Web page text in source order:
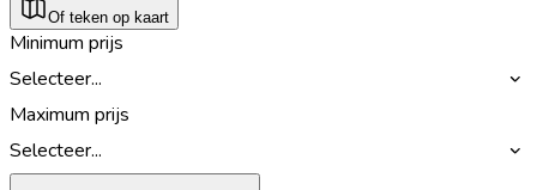
Of teken op kaart
Minimum prijs
Selecteer...
Maximum prijs
Selecteer...